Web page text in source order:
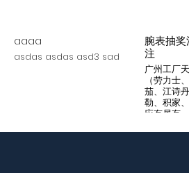
aaaa
asdas asdas asd3 sad
腕表抽
注
广州工厂
（劳力士
茄、江诗
勒、积家
应有尽有
旨，支持